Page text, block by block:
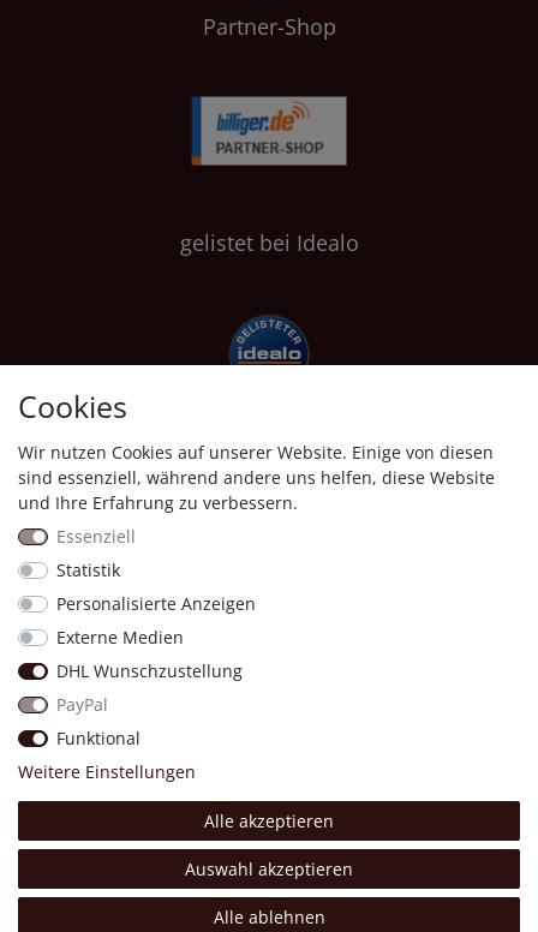
Partner-Shop
gelistet bei Idealo
Shopauskunft
Proven Expert
Made with 💖.
© Copyright 2026 Four & More GmbH Sinsheim. | Alle Rechte
vorbehalten.
Cookies
Wir nutzen Cookies auf unserer Website. Einige von diesen
sind essenziell, während andere uns helfen, diese Website
und Ihre Erfahrung zu verbessern.
Essenziell
Statistik
Personalisierte Anzeigen
Externe Medien
DHL Wunschzustellung
PayPal
Funktional
Weitere Einstellungen
Alle akzeptieren
Auswahl akzeptieren
Alle ablehnen